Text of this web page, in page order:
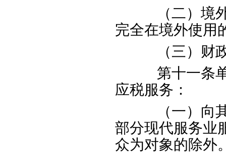
（二）境外
完全在境外使用
（三）财政
第十一条单
应税服务：
（一）向其
部分现代服务业
众为对象的除外